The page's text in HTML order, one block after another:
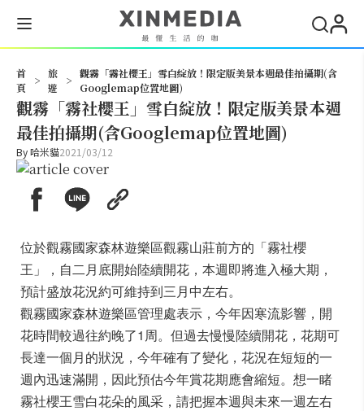
首
頁
>
旅
遊
>
觀霧「霧社櫻王」雪白綻放！限定版美景本週最佳拍攝期(含
Googlemap位置地圖)
觀霧「霧社櫻王」雪白綻放！限定版美景本週
最佳拍攝期(含Googlemap位置地圖)
By哈米貓2021/03/12
位於觀霧國家森林遊樂區觀霧山莊前方的「霧社櫻
王」，自二月底開始陸續開花，本週即將進入極大期，
預計盛放花況約可維持到三月中左右。
觀霧國家森林遊樂區管理處表示，今年因寒流影響，開
花時間較過往約晚了1周。但過去慢慢陸續開花，花期可
長達一個月的狀況，今年確有了變化，花況在短短的一
週內迅速滿開，因此預估今年賞花期應會縮短。想一睹
霧社櫻王雪白花朵的風采，請把握本週與未來一週左右